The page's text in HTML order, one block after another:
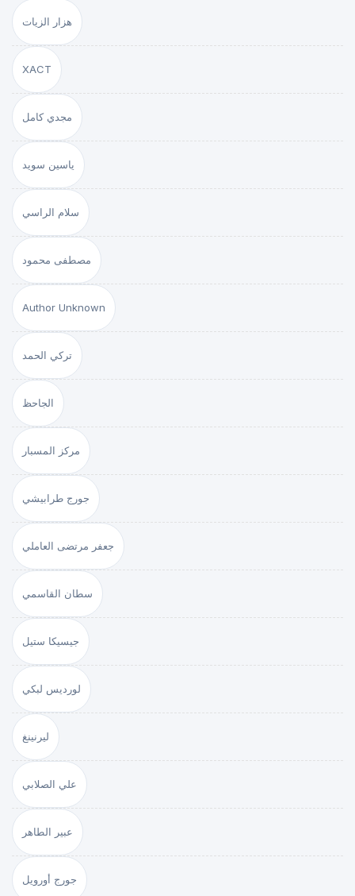
هزار الزيات
XACT
مجدي كامل
ياسين سويد
سلام الراسي
مصطفى محمود
Author Unknown
تركي الحمد
الجاحظ
مركز المسبار
جورج طرابيشي
جعفر مرتضى العاملي
سطان القاسمي
جيسيكا ستيل
لورديس لبكي
ليرنينغ
علي الصلابي
عبير الطاهر
جورج أورويل